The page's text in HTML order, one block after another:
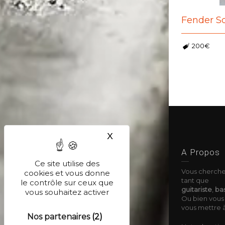
Ce site utilise des
cookies et vous donne
le contrôle sur ceux que
vous souhaitez activer
Nos partenaires (2)
X
Fender
200€
A Propos
Vous
tant que
guitariste
Ou bien
vous mettre